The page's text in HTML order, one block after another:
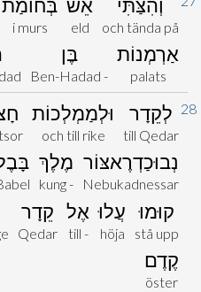
och tända på
eld
i murs
אַרְמְנוֹת
palats
בֶּן
Ben-Hadad -
28 לְקֵדָר
till Qedar
וּלְמַמְלְכוֹת
och till rike
נְבוּכַדְרֶאצּוֹר
Nebukadnessar
מֶלֶךְ
kung -
קוּמוּ
stå upp
עֲלוּ
höja
אֶל
till -
קֵדָר
Qedar
קֶדֶם
öster